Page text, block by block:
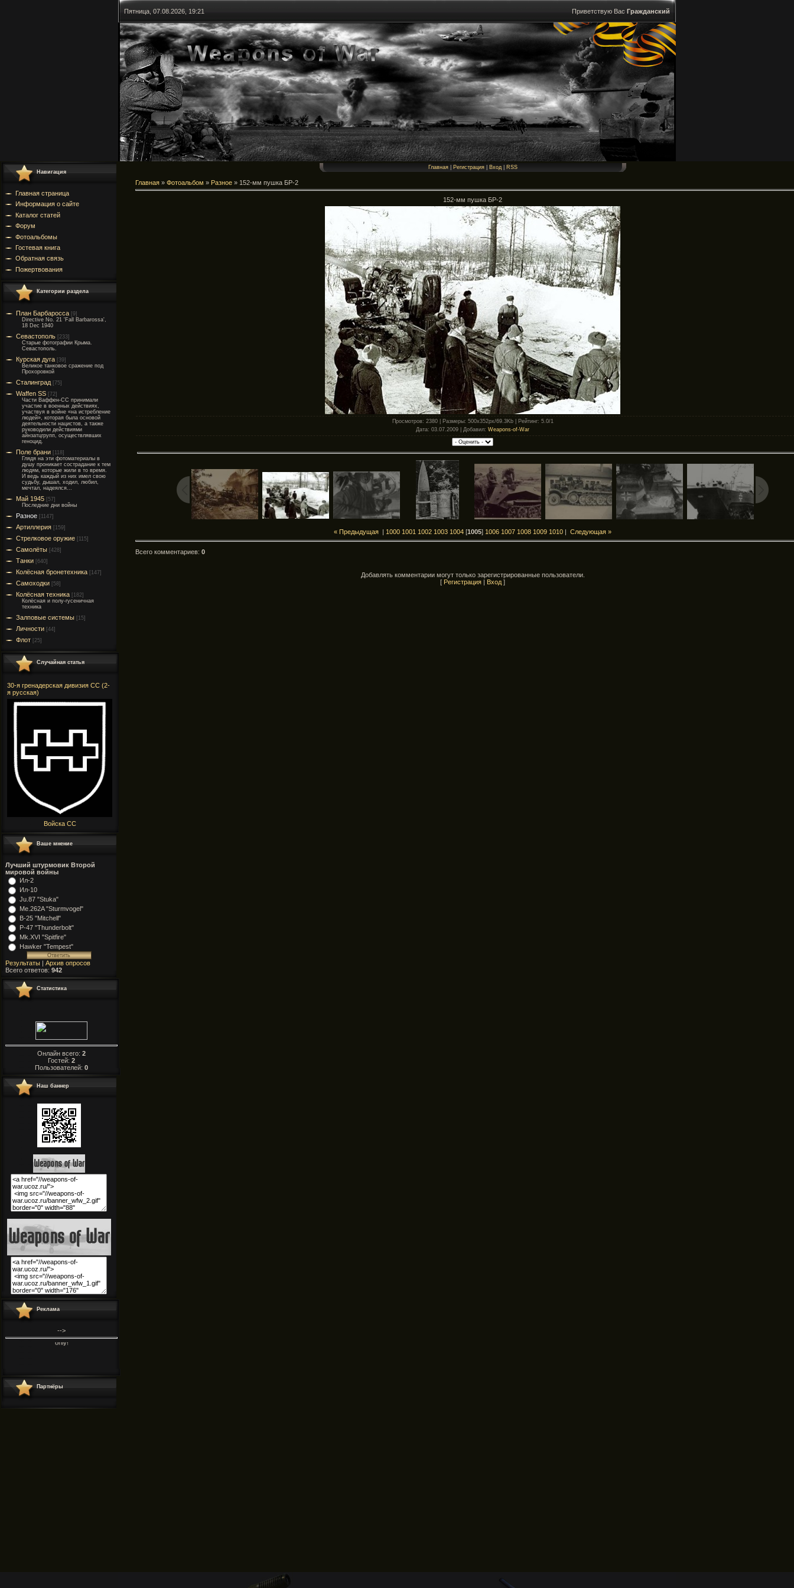
Пятница, 07.08.2026, 19:21 Приветствую Вас Гражданский
Навигация
Главная страница
Информация о сайте
Каталог статей
Форум
Фотоальбомы
Гостевая книга
Обратная связь
Пожертвования
Категории раздела
План Барбаросса [9]
Directive No. 21 'Fall Barbarossa',
18 Dec 1940
Севастополь [233]
Старые фотографии Крыма.
Севастополь.
Курская дуга [39]
Великое танковое сражение под
Прохоровкой
Сталинград [75]
Waffen SS [72]
Части Ваффен-СС принимали
участие в военных действиях,
участвуя в войне «на истребление
людей», которая была основой
деятельности нацистов, а также
руководили действиями
айнзатцгрупп, осуществлявших
геноцид.
Поле брани
[118]
Глядя на эти фотоматериалы в
душу проникает сострадание к тем
людям, которые жили в то время.
И ведь каждый из них имел свою
судьбу, дышал, ходил, любил,
мечтал, надеялся...
Май 1945 [57]
Последние дни войны
Разное [1147]
Артиллерия [159]
Стрелковое оружие [115]
Самолёты [428]
Танки [640]
Колёсная бронетехника [147]
Самоходки [58]
Колёсная техника
[182]
Колёсная и полу-гусеничная
техника
Залповые системы [15]
Личности [44]
Флот [25]
Случайная статья
30-я гренадерская дивизия СС (2-
я русская)
Войска СС
Ваше мнение
Лучший штурмовик Второй
мировой войны
Ил-2
Ил-10
Ju.87 "Stuka"
Me.262A "Sturmvogel"
В-25 "Mitchell"
Р-47 "Thunderbolt"
Mk.XVI "Spitfire"
Hawker "Tempest"
Результаты | Архив опросов
Всего ответов: 942
Статистика
Онлайн всего: 2
Гостей: 2
Пользователей: 0
Наш баннер
Реклама
-->
This feature is for Premium users only!
This feature is for Premium users only!
This feature is for Premium users only!
This feature is for Premium users
Партнёры
Главная| Регистрация| Вход| RSS
Главная » Фотоальбом » Разное » 152-мм пушка БР-2
152-мм пушка БР-2
Просмотров: 2380 | Размеры: 500x352px/69.3Kb | Рейтинг: 5.0/1
Дата: 03.07.2009 | Добавил: Weapons-of-War
« Предыдущая | 1000 1001 1002 1003 1004 [1005] 1006 1007 1008 1009 1010 | Следующая »
Всего комментариев: 0
Добавлять комментарии могут только зарегистрированные пользователи.
[ Регистрация Вход ]